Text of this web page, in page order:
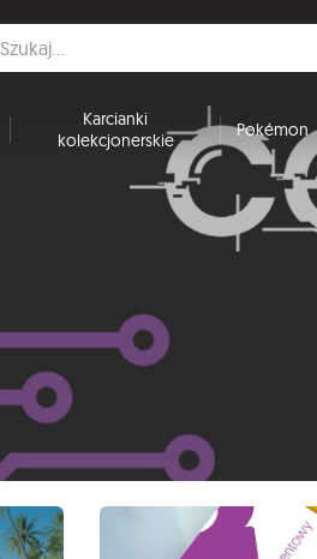
Karcianki
kolekcjonerskie
Pokémon